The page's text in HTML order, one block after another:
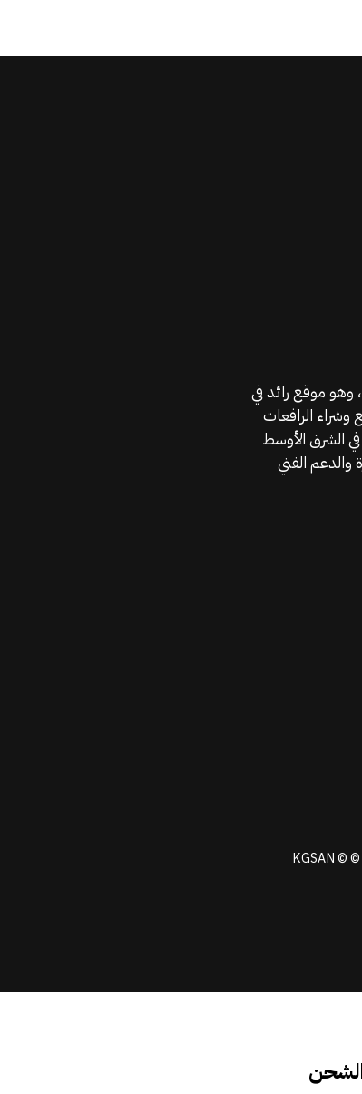
موقع قطع الغيار KGSAN وهو أحد اعمال شركة MAHALLAK، وهو موقع رائد في
وشراء الرافعات
الشرق الأوسط
الفني
KGSAN ©